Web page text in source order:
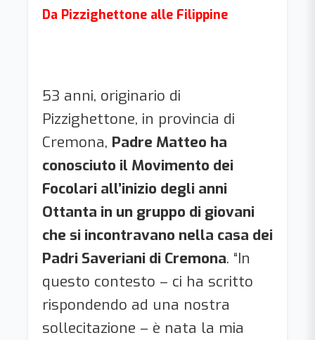
Da Pizzighettone alle Filippine
53 anni, originario di
Pizzighettone, in provincia di
Cremona, Padre Matteo ha
conosciuto il Movimento dei
Focolari all’inizio degli anni
Ottanta in un gruppo di giovani
che si incontravano nella casa dei
Padri Saveriani di Cremona. “In
questo contesto – ci ha scritto
rispondendo ad una nostra
sollecitazione – è nata la mia